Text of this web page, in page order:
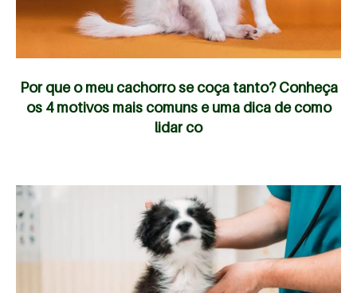
Por que o meu cachorro se coça tanto? Conheça
os 4 motivos mais comuns e uma dica de como
lidar co